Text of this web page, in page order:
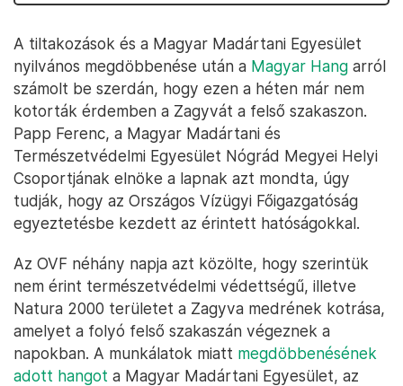
A tiltakozások és a Magyar Madártani Egyesület
nyilvános megdöbbenése után a Magyar Hang arról
számolt be szerdán, hogy ezen a héten már nem
kotorták érdemben a Zagyvát a felső szakaszon.
Papp Ferenc, a Magyar Madártani és
Természetvédelmi Egyesület Nógrád Megyei Helyi
Csoportjának elnöke a lapnak azt mondta, úgy
tudják, hogy az Országos Vízügyi Főigazgatóság
egyeztetésbe kezdett az érintett hatóságokkal.
Az OVF néhány napja azt közölte, hogy szerintük
nem érint természetvédelmi védettségű, illetve
Natura 2000 területet a Zagyva medrének kotrása,
amelyet a folyó felső szakaszán végeznek a
napokban. A munkálatok miatt megdöbbenésének
adott hangot a Magyar Madártani Egyesület, az